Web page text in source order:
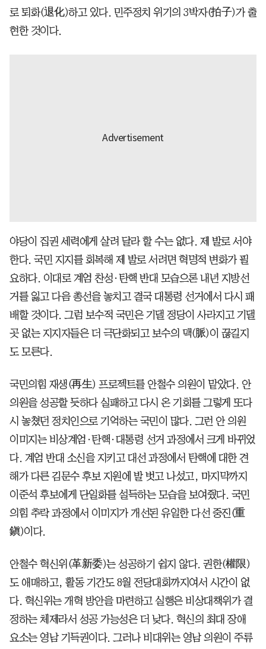
로 퇴화(退化)하고 있다. 민주정치 위기의 3박자(拍子)가 출
현한 것이다.
야당이 집권 세력에게 살려 달라 할 수는 없다. 제 발로 서야
한다. 국민 지지를 회복해 제 발로 서려면 혁명적 변화가 필
요하다. 이대로 계엄 찬성·탄핵 반대 모습으론 내년 지방선
거를 잃고 다음 총선을 놓치고 결국 대통령 선거에서 다시 패
배할 것이다. 그럼 보수적 국민은 기댈 정당이 사라지고 기댈
곳 없는 지지자들은 더 극단화되고 보수의 맥(脈)이 끊길지
도 모른다.
국민의힘 재생(再生) 프로젝트를 안철수 의원이 맡았다. 안
의원을 성공할 듯하다 실패하고 다시 온 기회를 그렇게 또다
시 놓쳤던 정치인으로 기억하는 국민이 많다. 그런 안 의원
이미지는 비상계엄·탄핵·대통령 선거 과정에서 크게 바뀌었
다. 계엄 반대 소신을 지키고 대선 과정에서 탄핵에 대한 견
해가 다른 김문수 후보 지원에 발 벗고 나섰고, 마지막까지
이준석 후보에게 단일화를 설득하는 모습을 보여줬다. 국민
의힘 추락 과정에서 이미지가 개선된 유일한 다선 중진(重
鎭)이다.
안철수 혁신위(革新委)는 성공하기 쉽지 않다. 권한(權限)
도 애매하고, 활동 기간도 8월 전당대회까지여서 시간이 없
다. 혁신위는 개혁 방안을 마련하고 실행은 비상대책위가 결
정하는 체제라서 성공 가능성은 더 낮다. 혁신의 최대 장애
요소는 영남 기득권이다. 그러나 비대위는 영남 의원이 주류